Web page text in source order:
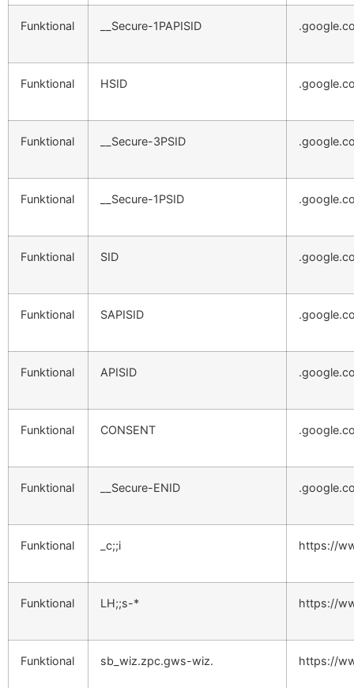
Funktional __Secure-1PAPISID
Funktional HSID
Funktional __Secure-3PSID
Funktional __Secure-1PSID
Funktional SID
Funktional SAPISID
Funktional APISID
Funktional CONSENT
Funktional __Secure-ENID
Funktional _c;;i https://
Funktional LH;;s-* https://
Funktional sb_wiz.zpc.gws-wiz. https://